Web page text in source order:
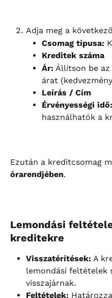
Adja meg a
Csomag típusa:
Kreditek száma
Ár: Állítson be az
árat
Leírás / Cím
Érvényességi idő:
használhatók a
Ezután a kreditcsomag
órarendjében.
Lemondási
kreditekre
Visszatérítések: A
lemondási feltételek
visszajárnak.
Feltételek: